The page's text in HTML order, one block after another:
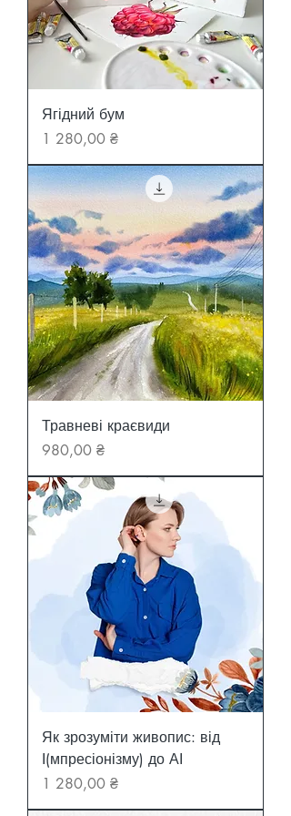
Ягідний бум
Ціна
1 280,00 ₴
Травневі краєвиди
Ціна
980,00 ₴
Як зрозуміти живопис: від
І(мпресіонізму) до АІ
Ціна
1 280,00 ₴